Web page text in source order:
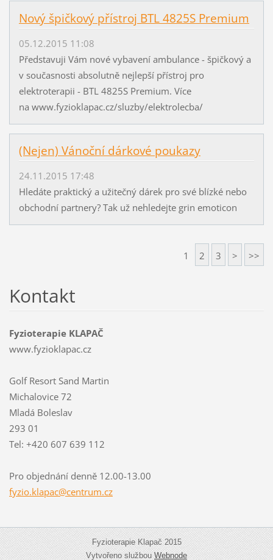
Nový špičkový přístroj BTL 4825S Premium
05.12.2015 11:08
Představuji Vám nové vybavení ambulance - špičkový a
v současnosti absolutně nejlepší přístroj pro
elektroterapii - BTL 4825S Premium. Více
na www.fyzioklapac.cz/sluzby/elektrolecba/
(Nejen) Vánoční dárkové poukazy
24.11.2015 17:48
Hledáte praktický a užitečný dárek pro své blízké nebo
obchodní partnery? Tak už nehledejte grin emoticon
1 2 3 > >>
Kontakt
Fyzioterapie KLAPAČ
www.fyzioklapac.cz
Golf Resort Sand Martin
Michalovice 72
Mladá Boleslav
293 01
Tel: +420 607 639 112
Pro objednání denně 12.00-13.00
fyzio.klapac@centrum.cz
Fyzioterapie Klapač 2015
Vytvořeno službouWebnode